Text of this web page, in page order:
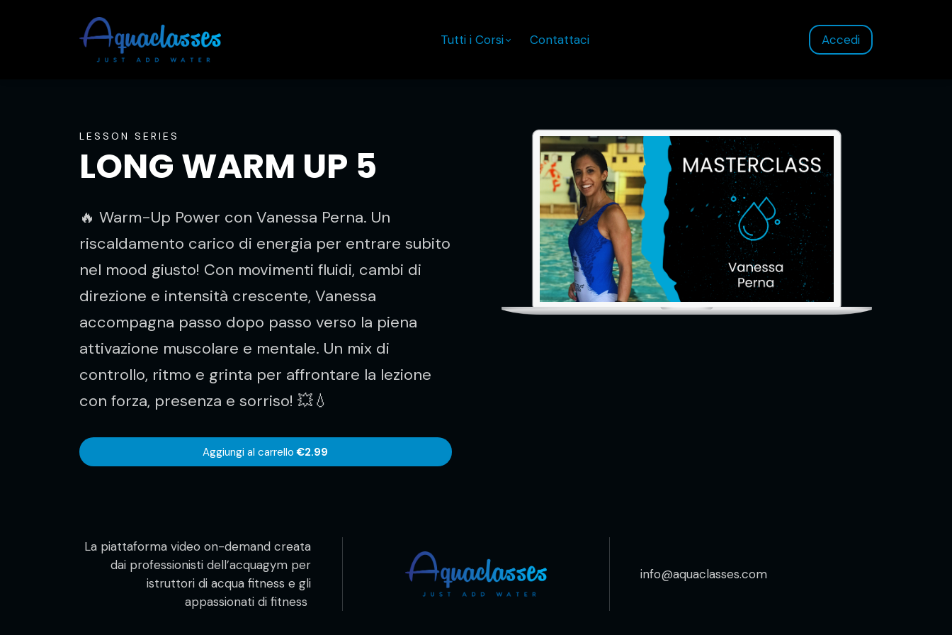
Tutti i Corsi Contattaci Accedi
LESSON SERIES
LONG WARM UP 5
🔥 Warm-Up Power con Vanessa Perna. Un
riscaldamento carico di energia per entrare subito
nel mood giusto! Con movimenti fluidi, cambi di
direzione e intensità crescente, Vanessa
accompagna passo dopo passo verso la piena
attivazione muscolare e mentale. Un mix di
controllo, ritmo e grinta per affrontare la lezione
con forza, presenza e sorriso! 💥💧
Aggiungi al carrello €2.99
La piattaforma video on-demand creata
dai professionisti dell’acquagym per
istruttori di acqua fitness e gli
appassionati di fitness
info@aquaclasses.com